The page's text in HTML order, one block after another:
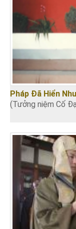
Pháp Đã Hiển
(Tưởng niệm Cố